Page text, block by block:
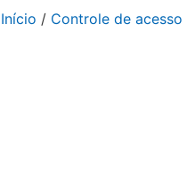
Início / Controle de acesso